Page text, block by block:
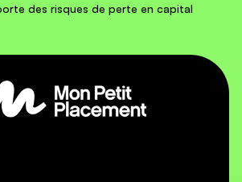
des risques de perte en capital